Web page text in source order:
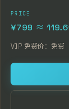
PRICE
¥799 ≈
VIP 免费价： 免费